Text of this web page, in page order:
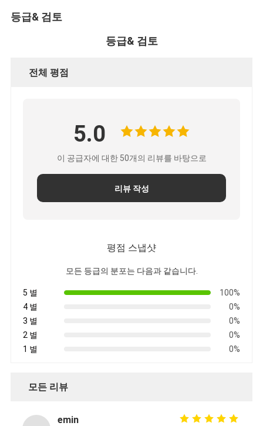
등급& 검토
등급& 검토
전체 평점
5.0
이 공급자에 대한 50개의 리뷰를 바탕으로
리뷰 작성
평점 스냅샷
모든 등급의 분포는 다음과 같습니다.
5 별
100%
4 별
0%
3 별
0%
2 별
0%
1 별
0%
모든 리뷰
emin